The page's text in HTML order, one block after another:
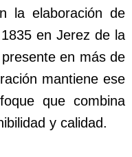
la elaboración de
en Jerez de la
en más de
mantiene ese
que combina
y calidad.